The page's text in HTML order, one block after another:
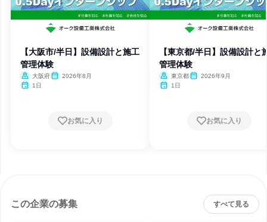
【大阪市/半日】設備設計と施工
管理体験
大阪府
2026年8月
1日
お気に入り
【東京都/半日】設備設計と
管理体験
東京都
2026年9月
1日
お気に入り
この企業の募集 すべて見る